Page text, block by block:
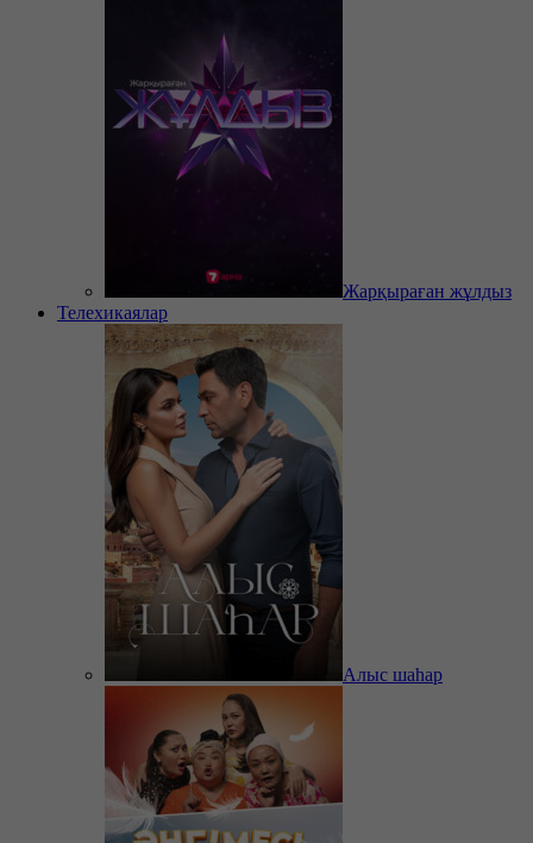
Жарқыраған жұлдыз
Телехикаялар
Алыс шаһар